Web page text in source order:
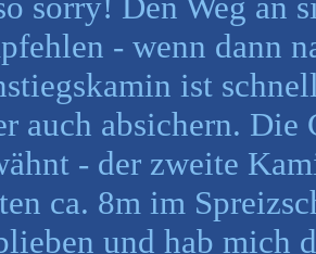
- wenn dann
ist
auch absichern.
- der zweite
ca. 8m im
und hab mich